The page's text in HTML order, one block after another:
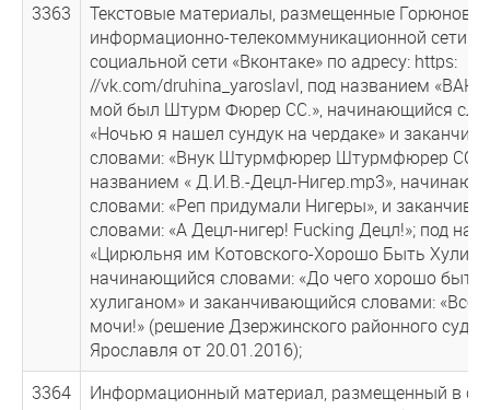
3363
Текстовые материалы, размещенные
информационно-телекоммуникационной сети
социальной сети «Вконтаке» по адресу: https:
//vk.com/druhina_yaroslavl, под названием
мой был Штурм Фюрер СС.», начинающийся
«Ночью я нашел сундук на чердаке» и
словами: «Внук Штурмфюрер Штурмфюрер СС»;
названием « Д.И.В.-Децл-Нигер.mр3»,
словами: «Реп придумали Нигеры», и
словами: «А Децл-нигер! Fucking Децл!»; под
«Цирюльня им Котовского-Хорошо Быть
начинающийся словами: «До чего хорошо быть
хулиганом» и заканчивающийся словами:
мочи!» (решение Дзержинского районного суда
Ярославля от 20.01.2016);
3364
Информационный материал, размещенный в